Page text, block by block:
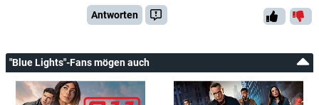
Antworten
"Blue Lights"-Fans mögen auch